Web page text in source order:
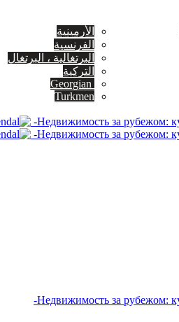
الأرمينية
الفرنسية
البرتغالية ، البرتغال
التركية
Turkmen